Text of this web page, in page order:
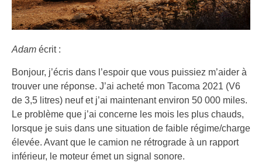
Adam écrit :
Bonjour, j’écris dans l’espoir que vous puissiez m’aider à
trouver une réponse. J’ai acheté mon Tacoma 2021 (V6
de 3,5 litres) neuf et j’ai maintenant environ 50 000 miles.
Le problème que j’ai concerne les mois les plus chauds,
lorsque je suis dans une situation de faible régime/charge
élevée. Avant que le camion ne rétrograde à un rapport
inférieur, le moteur émet un signal sonore.